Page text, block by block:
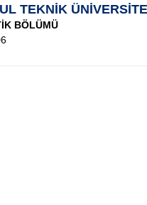
TEKNİK
BÖLÜMÜ